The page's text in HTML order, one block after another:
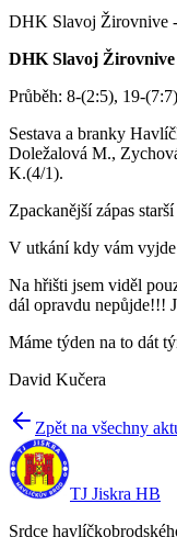
DHK Slavoj Žirovnive
DHK Slavoj
Průběh: 8-(2:5), 19-
Sestava a branky
Doležalová M.,
K.(4/1).
Zpackanější zápas
V utkání kdy vám vyjde
Na hřišti jsem viděl
dál opravdu nepůjde!!!
Máme týden na to dát
David Kučera
Zpět na všechny
TJ Jiskra HB
Srdce